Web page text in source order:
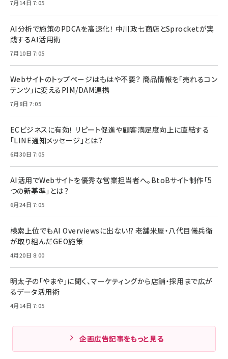
7月14日 7:05
AI分析で施策のPDCAを高速化！ 中川政七商店とSprocketが実
践するAI活用術
7月10日 7:05
Webサイトのトップページはもはや不要？ 商品情報を「売れるコン
テンツ」に変えるPIM/DAM連携
7月8日 7:05
ECビジネスに有効！ リピート促進や顧客満足度向上に直結する
「LINE通知メッセージ」とは？
6月30日 7:05
AI活用でWebサイトを優秀な営業担当者へ。BtoBサイト制作「5
つの新基準」とは？
6月24日 7:05
検索上位でもAI Overviewsに出ない!? 老舗米屋・八代目儀兵衛
が取り組んだGEO施策
4月20日 8:00
明太子の「やまや」に聞く、マーケティングから店舗・採用まで広が
るデータ活用術
4月14日 7:05
企画広告記事をもっと見る